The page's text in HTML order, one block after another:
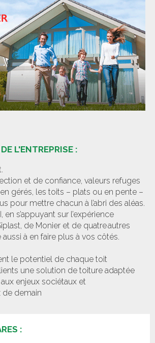
L'ENTREPRISE :
et de confiance, valeurs refuges
gérés, les toits – plats ou en pente –
pour mettre chacun à l’abri des aléas.
s’appuyant sur l’expérience
de Monier et de quatre autres
aussi à en faire plus à vos côtés.
le potentiel de chaque toit
une solution de toiture adaptée
enjeux sociétaux et
de demain
: